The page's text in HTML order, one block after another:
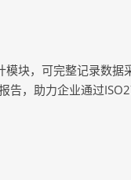
块，可完整记录数
告，助力企业通过